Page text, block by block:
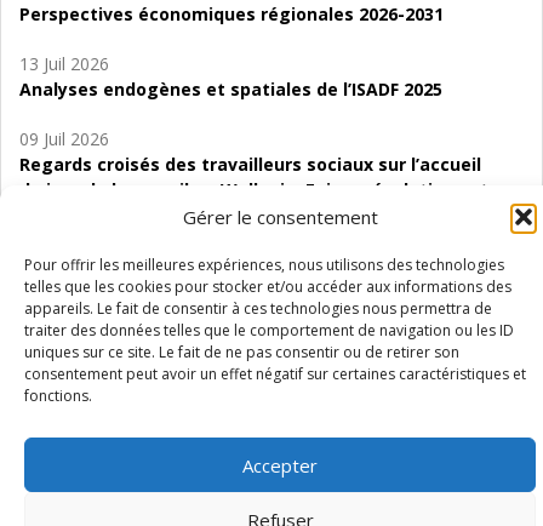
Gérer le consentement
Pour offrir les meilleures expériences, nous utilisons des technologies
telles que les cookies pour stocker et/ou accéder aux informations des
appareils. Le fait de consentir à ces technologies nous permettra de
traiter des données telles que le comportement de navigation ou les ID
uniques sur ce site. Le fait de ne pas consentir ou de retirer son
consentement peut avoir un effet négatif sur certaines caractéristiques et
fonctions.
Accepter
Refuser
Perspectives économiques régionales 2026-2031
13 Juil 2026
Analyses endogènes et spatiales de l’ISADF 2025
09 Juil 2026
Regards croisés des travailleurs sociaux sur l’accueil
de jour de bas seuil en Wallonie. Enjeux, évolutions et
06 Juil 2026
Étude d’évaluabilité des Structures
d’accompagnement à l’autocréation d’emploi (SAACE)
01 Juil 2026
Pénurie du personnel infirmier :quels indicateurs
Wallonie ?